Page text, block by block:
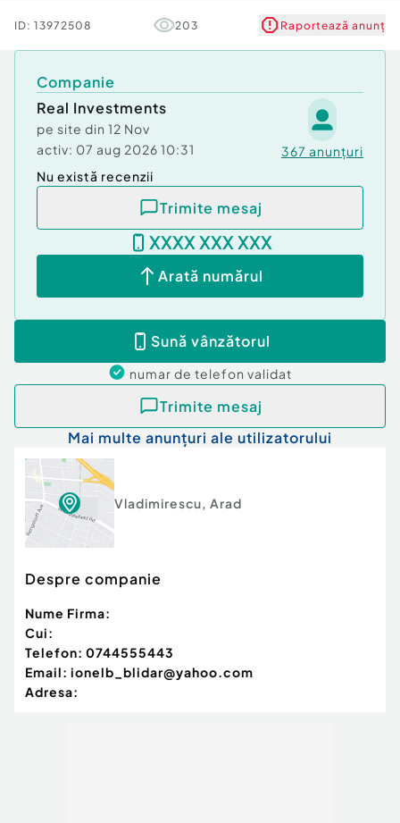
ID: 13972508 203 Raportează anunț
Companie
Real Investments
pe site din 12 Nov
activ: 07 aug 2026 10:31 367 anunțuri
Nu există recenzii
Trimite mesaj
XXXX XXX XXX
Arată numărul
Sună vânzătorul
numar de telefon validat
Trimite mesaj
Mai multe anunțuri ale utilizatorului
Vladimirescu, Arad
Despre companie
Nume Firma:
Cui:
Telefon: 0744555443
Email: ionelb_blidar@yahoo.com
Adresa: